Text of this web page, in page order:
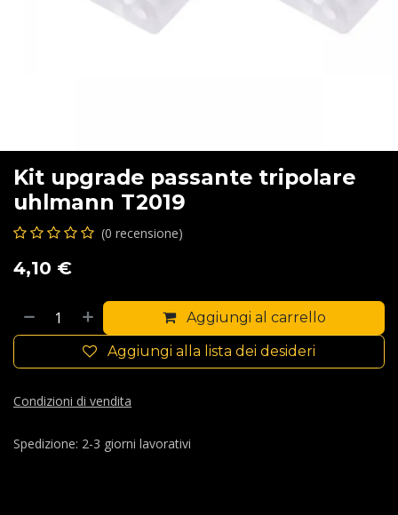
Kit upgrade passante tripolare
uhlmann T2019
(0 recensione)
4,10 €
Aggiungi al carrello
Aggiungi alla lista dei desideri
Condizioni di vendita
Spedizione: 2-3 giorni lavorativi